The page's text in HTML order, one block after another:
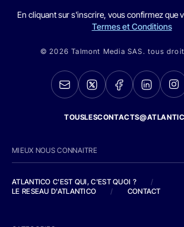
En cliquant sur s'inscrire, vous confirmez que
Termes et Conditions
© 2026 Talmont Media SAS. tous
MIEUX NOUS CONNAITRE
ATLANTICO C'EST QUI, C'EST QUOI ?
/
LE RESEAU D'ATLANTICO
/ CONTACT